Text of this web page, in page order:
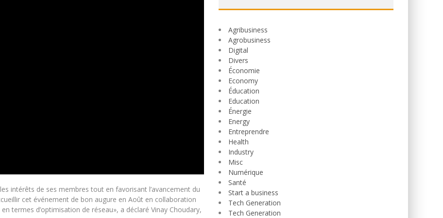
intérêts de ses membres tout en favorisant l’avancement du
cet événement de bon augure en Août en collaboration
termes d’optimisation de réseau», a déclaré Vinay Choudary,
Agribusiness
Agrobusiness
Digital
Divers
Économie
Economy
Éducation
Education
Énergie
Energy
Entreprendre
Health
Industry
Misc
Numérique
Santé
Start a business
Tech Generation
Tech Generation